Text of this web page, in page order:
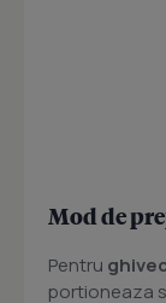
Mod de
Pentru
portioneaza